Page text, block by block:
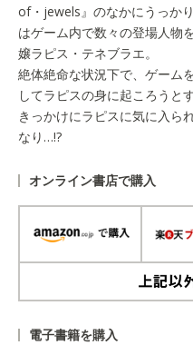
of・jewels』のなかにうっか
はゲーム内で数々の登場人物
嬢ラピス・テネブラエ。
絶体絶命な状況下で、ゲーム
してラピスの身に起ころうと
きっかけにラピスに気に入ら
なり…!?
オンライン書店で購入
電子書籍を購入